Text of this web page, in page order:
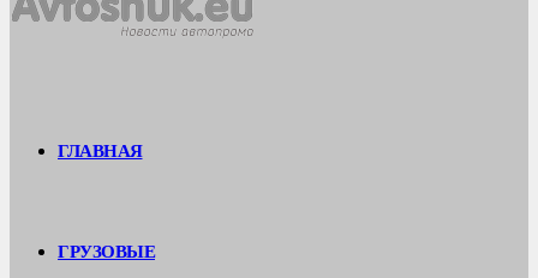
ГЛАВНАЯ
ГРУЗОВЫЕ